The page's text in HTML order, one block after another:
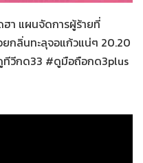
า แผนจัดการผู้ร้ายที่
กลิ่นทะลุจอแก้วแน่ๆ 20.20
วีกด33 #ดูมือถือกด3plus